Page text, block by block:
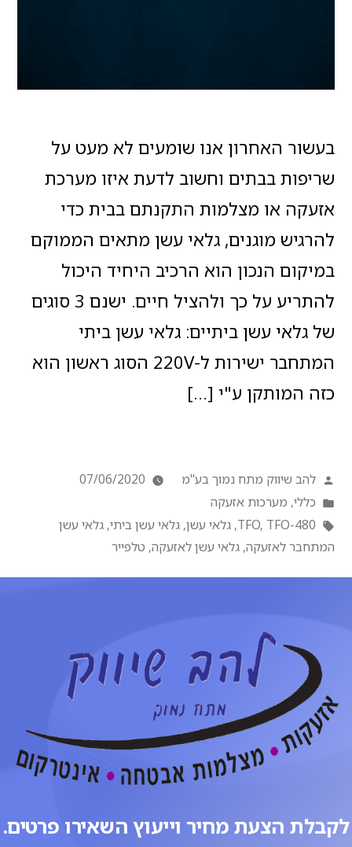
בעשור האחרון אנו שומעים לא מעט על
שריפות בבתים וחשוב לדעת איזו מערכת
אזעקה או מצלמות התקנתם בבית כדי
להרגיש מוגנים, גלאי עשן מתאים הממוקם
במיקום הנכון הוא הרכיב היחיד היכול
להתריע על כך ולהציל חיים. ישנם 3 סוגים
של גלאי עשן ביתיים: גלאי עשן ביתי
המתחבר ישירות ל-220V הסוג ראשון הוא
כזה המותקן ע"י […]
להב שיווק מתח נמוך בע"מ
07/06/2020
כללי, מערכות אזעקה
TFO, TFO-480
, גלאי עשן, גלאי עשן ביתי, גלאי עשן
המתחבר לאזעקה, גלאי עשן לאזעקה, טלפייר
לקבלת הצעת מחיר וייעוץ השאירו פרטים.